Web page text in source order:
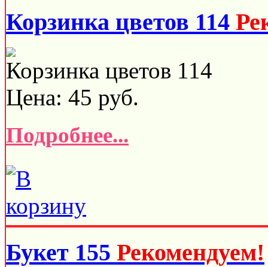
Корзинка цветов 114
Корзинка цветов 114
Цена: 45 руб.
Подробнее...
Букет 155 Рекомендуем!